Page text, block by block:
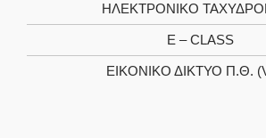
ΗΛΕΚΤΡΟΝΙΚΌ
E – CLASS
ΕΙΚΟΝΙΚΌ ΔΊΚΤΥΟ Π.Θ.